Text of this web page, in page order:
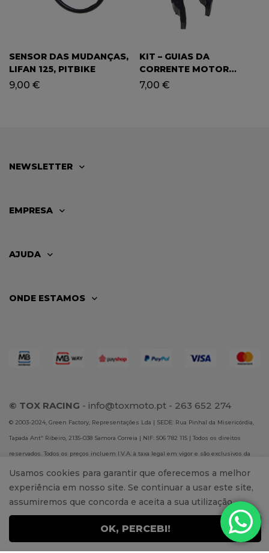
SENSOR DAS MUDANÇAS,
LIFAN 125, PITBIKE
9,00 €
KIT – GUIAS DA
CORRENTE MOTOR
ARRANQUE (P/ CIMA) ATV
7,00 €
NEWSLETTER
EMPRESA
AJUDA
ONDE ESTAMOS
© TOX RACING - info@toxmoto.pt - 263 652 274
© 2003-2024, Green Factory, Representações Lda | SEDE: Rua Pinhal da Misericórdia,
Tapada Antº Ribeiro, 2135-038 Samora Correia | NIF: 506 782 115 | Todos os direitos
reservados. Todos os preços incluem I.V.A. à taxa legal em vigor e são exclusivos da
loja online. A Green Factory, Representações Lda não se responsabiliza por eventuais
erros publicados no site.
Usamos cookies para garantir que oferecemos a melhor
experiência em nosso site. Se continuar a usar este site,
assumiremos que concorda e aceita a sua utilização.
OK, PERCEBI!
0